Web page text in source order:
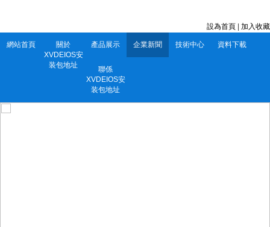
設為首頁 加入收藏
網站首頁
關於
XVDEIOS安
装包地址
產品展示 企業新聞 技術中心 資料下載
聯係
XVDEIOS安
装包地址